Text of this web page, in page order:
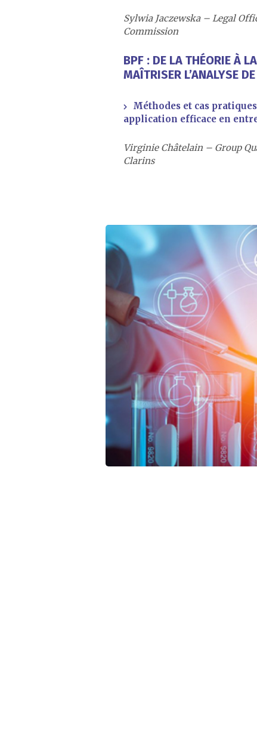
Sylwia Jaczewska – Legal
Commission
BPF : DE LA THÉORIE À
MAÎTRISER L’ANALYSE
Méthodes et cas
application efficace en
Virginie Châtelain – Group
Clarins